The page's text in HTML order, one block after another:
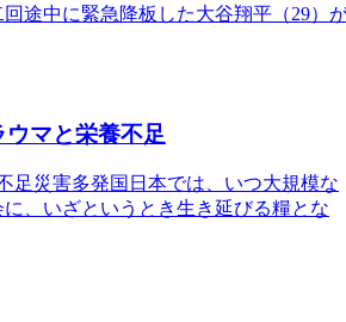
途中に緊急降板した大谷翔平（29）
マと栄養不足
足災害多発国日本では、いつ大規模な
、いざというとき生き延びる糧とな